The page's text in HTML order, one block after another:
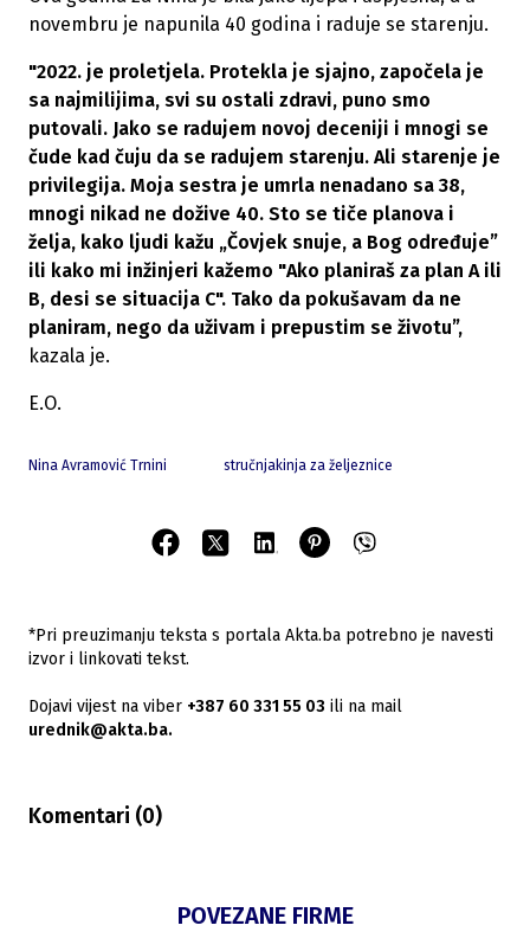
novembru je napunila 40 godina i raduje se starenju.
"2022. je proletjela. Protekla je sjajno, započela je
sa najmilijima, svi su ostali zdravi, puno smo
putovali. Jako se radujem novoj deceniji i mnogi se
čude kad čuju da se radujem starenju. Ali starenje je
privilegija. Moja sestra je umrla nenadano sa 38,
mnogi nikad ne dožive 40. Sto se tiče planova i
želja, kako ljudi kažu „Čovjek snuje, a Bog određuje”
ili kako mi inžinjeri kažemo "Ako planiraš za plan A ili
B, desi se situacija C". Tako da pokušavam da ne
planiram, nego da uživam i prepustim se životu”,
kazala je.
E.O.
Nina Avramović Trnini stručnjakinja za željeznice
*Pri preuzimanju teksta s portala Akta.ba potrebno je navesti
izvor i linkovati tekst.
Dojavi vijest na viber +387 60 331 55 03 ili na mail
urednik@akta.ba.
Komentari (0)
POVEZANE FIRME